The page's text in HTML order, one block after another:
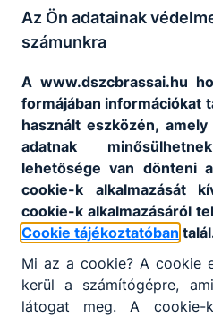
Az Ön adatainak
számunkra
A www.dszcbrassai.hu
formájában információkat
használt eszközén,
adatnak
lehetősége van dönteni
cookie-k alkalmazását
cookie-k alkalmazásáról
Cookie tájékoztatóban
Mi az a cookie? A cookie
kerül a számítógépre,
látogat meg. A cookie-